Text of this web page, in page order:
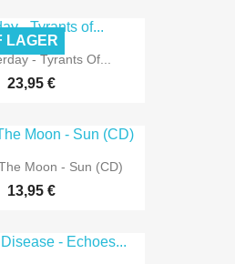
- Tyrants Of...
23,95 €
LAGER
Moon - Sun (CD)
13,95 €